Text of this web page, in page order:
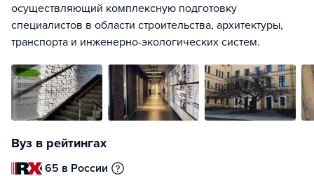
осуществляющий комплексную подготовку
специалистов в области строительства, архитектуры,
транспорта и инженерно-экологических систем.
Вуз в рейтингах
65 в России